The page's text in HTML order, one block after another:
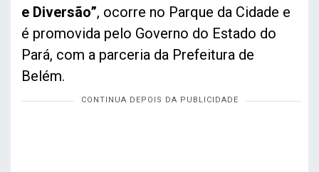
e Diversão”, ocorre no Parque da Cidade e
é promovida pelo Governo do Estado do
Pará, com a parceria da Prefeitura de
Belém.